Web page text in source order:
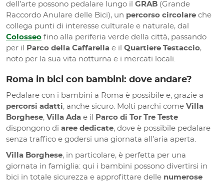
dell’arte possono pedalare lungo il GRAB (Grande
Raccordo Anulare delle Bici), un percorso circolare che
collega punti di interesse culturale e naturale, dal
Colosseo fino alla periferia verde della città, passando
per il
Parco della Caffarella e il Quartiere Testaccio,
noto per la sua vita notturna e i mercati locali.
Roma in bici con bambini: dove andare?
Pedalare con i bambini a Roma è possibile e, grazie a
percorsi adatti, anche sicuro. Molti parchi come Villa
Borghese, Villa Ada e il
Parco di Tor Tre Teste
dispongono di aree dedicate, dove è possibile pedalare
senza traffico e godersi una giornata all’aria aperta.
Villa Borghese, in particolare, è perfetta per una
giornata in famiglia: qui i bambini possono divertirsi in
bici in totale sicurezza e approfittare delle numerose